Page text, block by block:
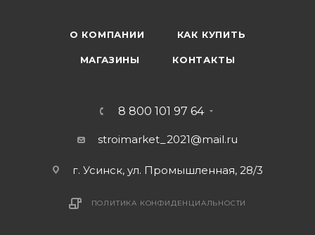
О КОМПАНИИ КАК КУПИТЬ
МАГАЗИНЫ КОНТАКТЫ
8 800 101 97 64
stroimarket_2021@mail.ru
г. Усинск, ул. Промышленная, 28/3
ПОЛИТИКА КОНФИДЕНЦИАЛЬНОСТИ